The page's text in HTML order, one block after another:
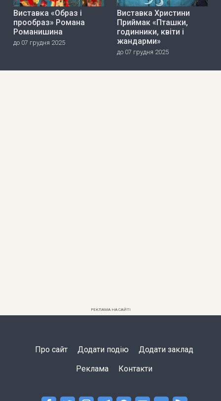
Виставка «Образ і
прообраз» Романа
Романишина
до 07 грудня 2025
Виставка Христини
Приймак «Пташки,
годинники, квіти і
жандарми»
до 07 грудня 2025
РЕКЛАМА НА САЙТІ
Про сайт Додати подію Додати заклад
Реклама Контакти